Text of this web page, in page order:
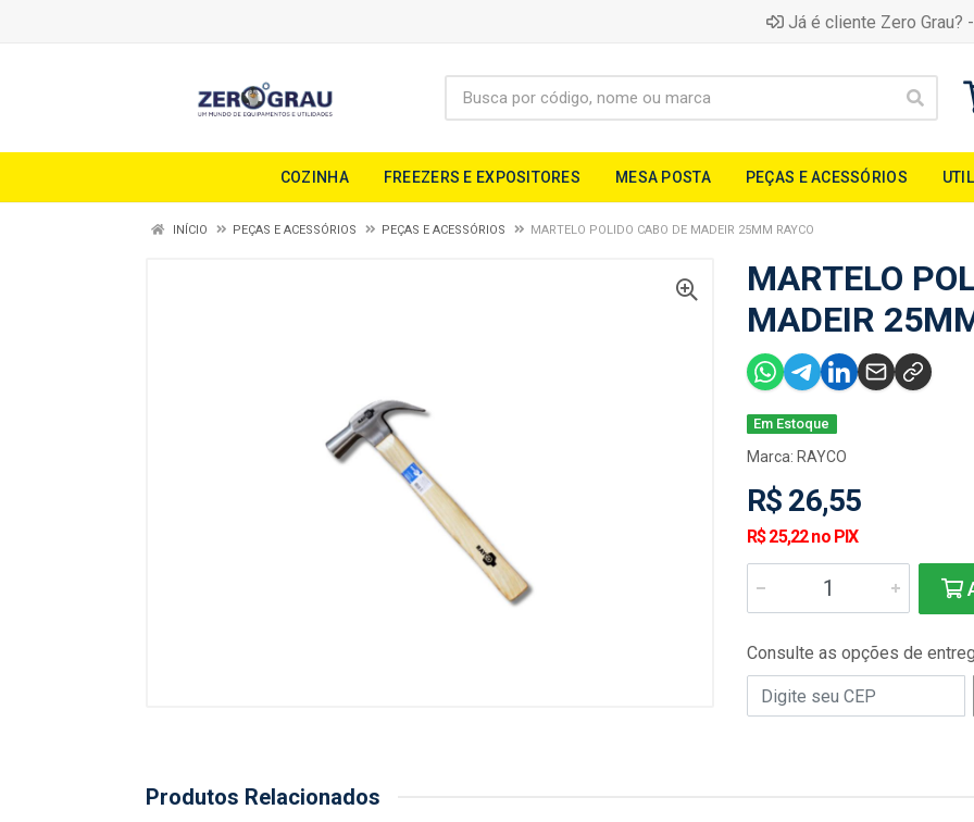
Já é cliente Zero Grau?
COZINHA FREEZERS E EXPOSITORES MESA POSTA PEÇAS E ACESSÓRIOS
INÍCIO PEÇAS E ACESSÓRIOS PEÇAS E ACESSÓRIOS MARTELO POLIDO CABO DE MADEIR 25MM RAYCO
MARTELO
MADEIR
Em Estoque
Marca: RAYCO
R$ 26,55
R$ 25,22 no PIX
Consulte as opções de
Produtos Relacionados